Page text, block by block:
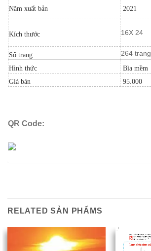
Năm xuất bản 2021
Kích thước 16X 24
Số trang
264 trang
Hình thức
Bìa mềm
Giá bán
95.000
QR Code:
RELATED SẢN PHẨMS